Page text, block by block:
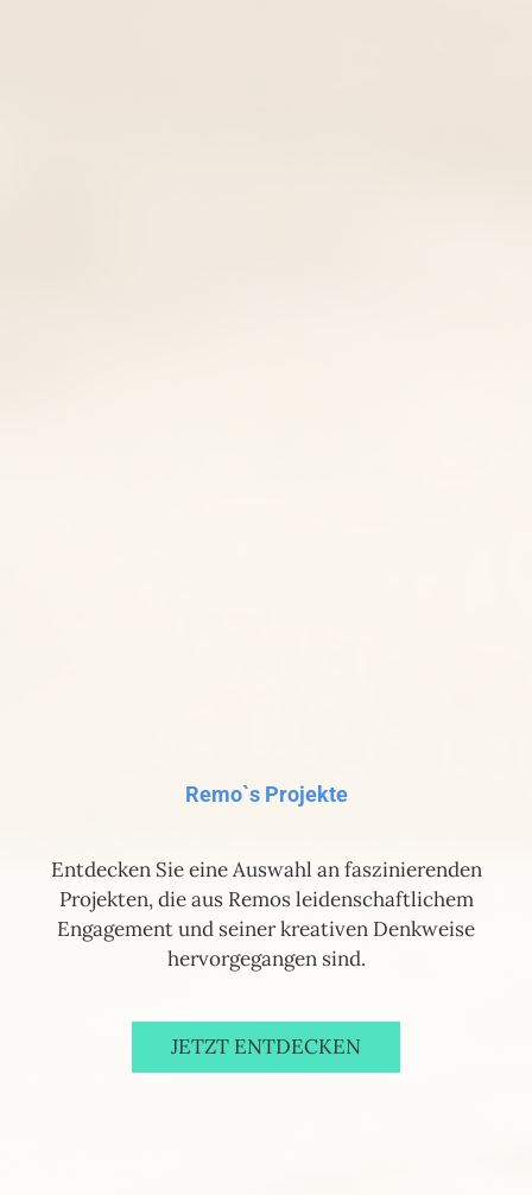
Remo`s Projekte
Entdecken Sie eine Auswahl an faszinierenden
Projekten, die aus Remos leidenschaftlichem
Engagement und seiner kreativen Denkweise
hervorgegangen sind.
JETZT ENTDECKEN